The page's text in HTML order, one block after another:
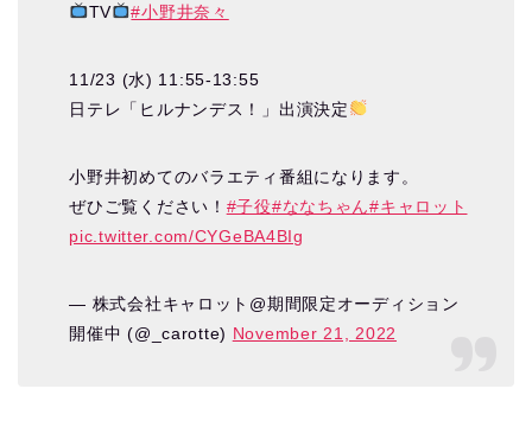
TV #小野井奈々
11/23 (水) 11:55-13:55
日テレ「ヒルナンデス！」出演決定
小野井初めてのバラエティ番組になります。
ぜひご覧ください！ #子役#ななちゃん#キャロット
pic.twitter.com/CYGeBA4BIg
— 株式会社キャロット@期間限定オーディション
開催中 (@_carotte) November 21, 2022